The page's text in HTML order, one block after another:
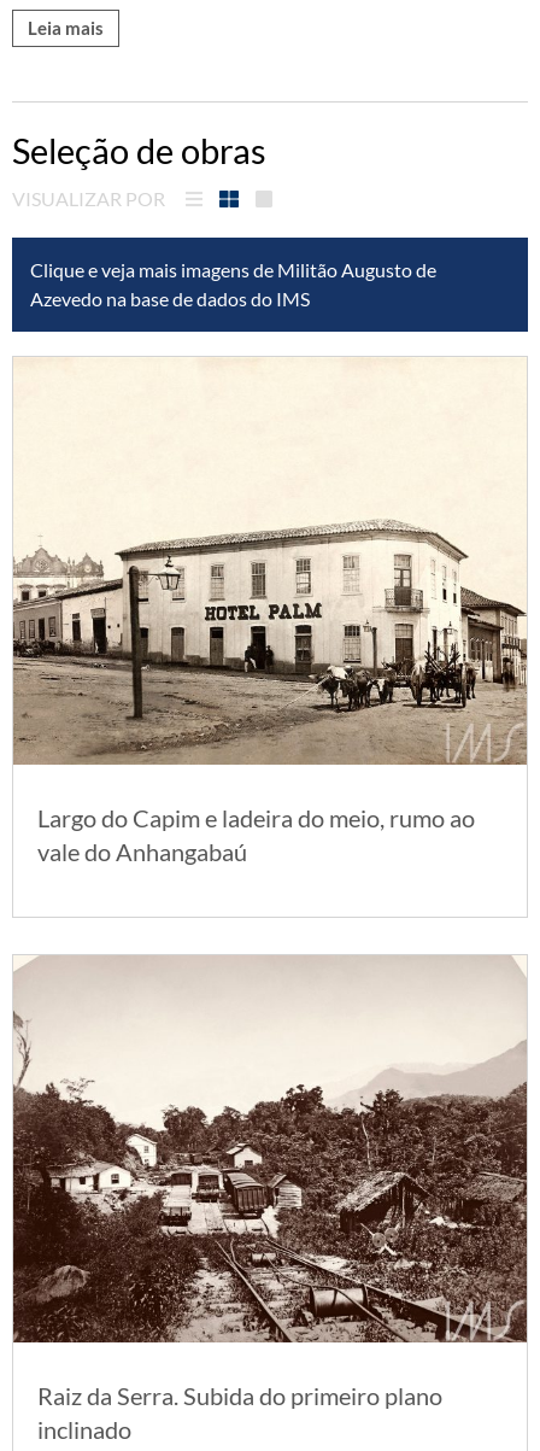
Leia mais
Seleção de obras
VISUALIZAR POR
Clique e veja mais imagens de Militão Augusto de
Azevedo na base de dados do IMS
Largo do Capim e ladeira do meio, rumo ao
vale do Anhangabaú
Raiz da Serra. Subida do primeiro plano
inclinado